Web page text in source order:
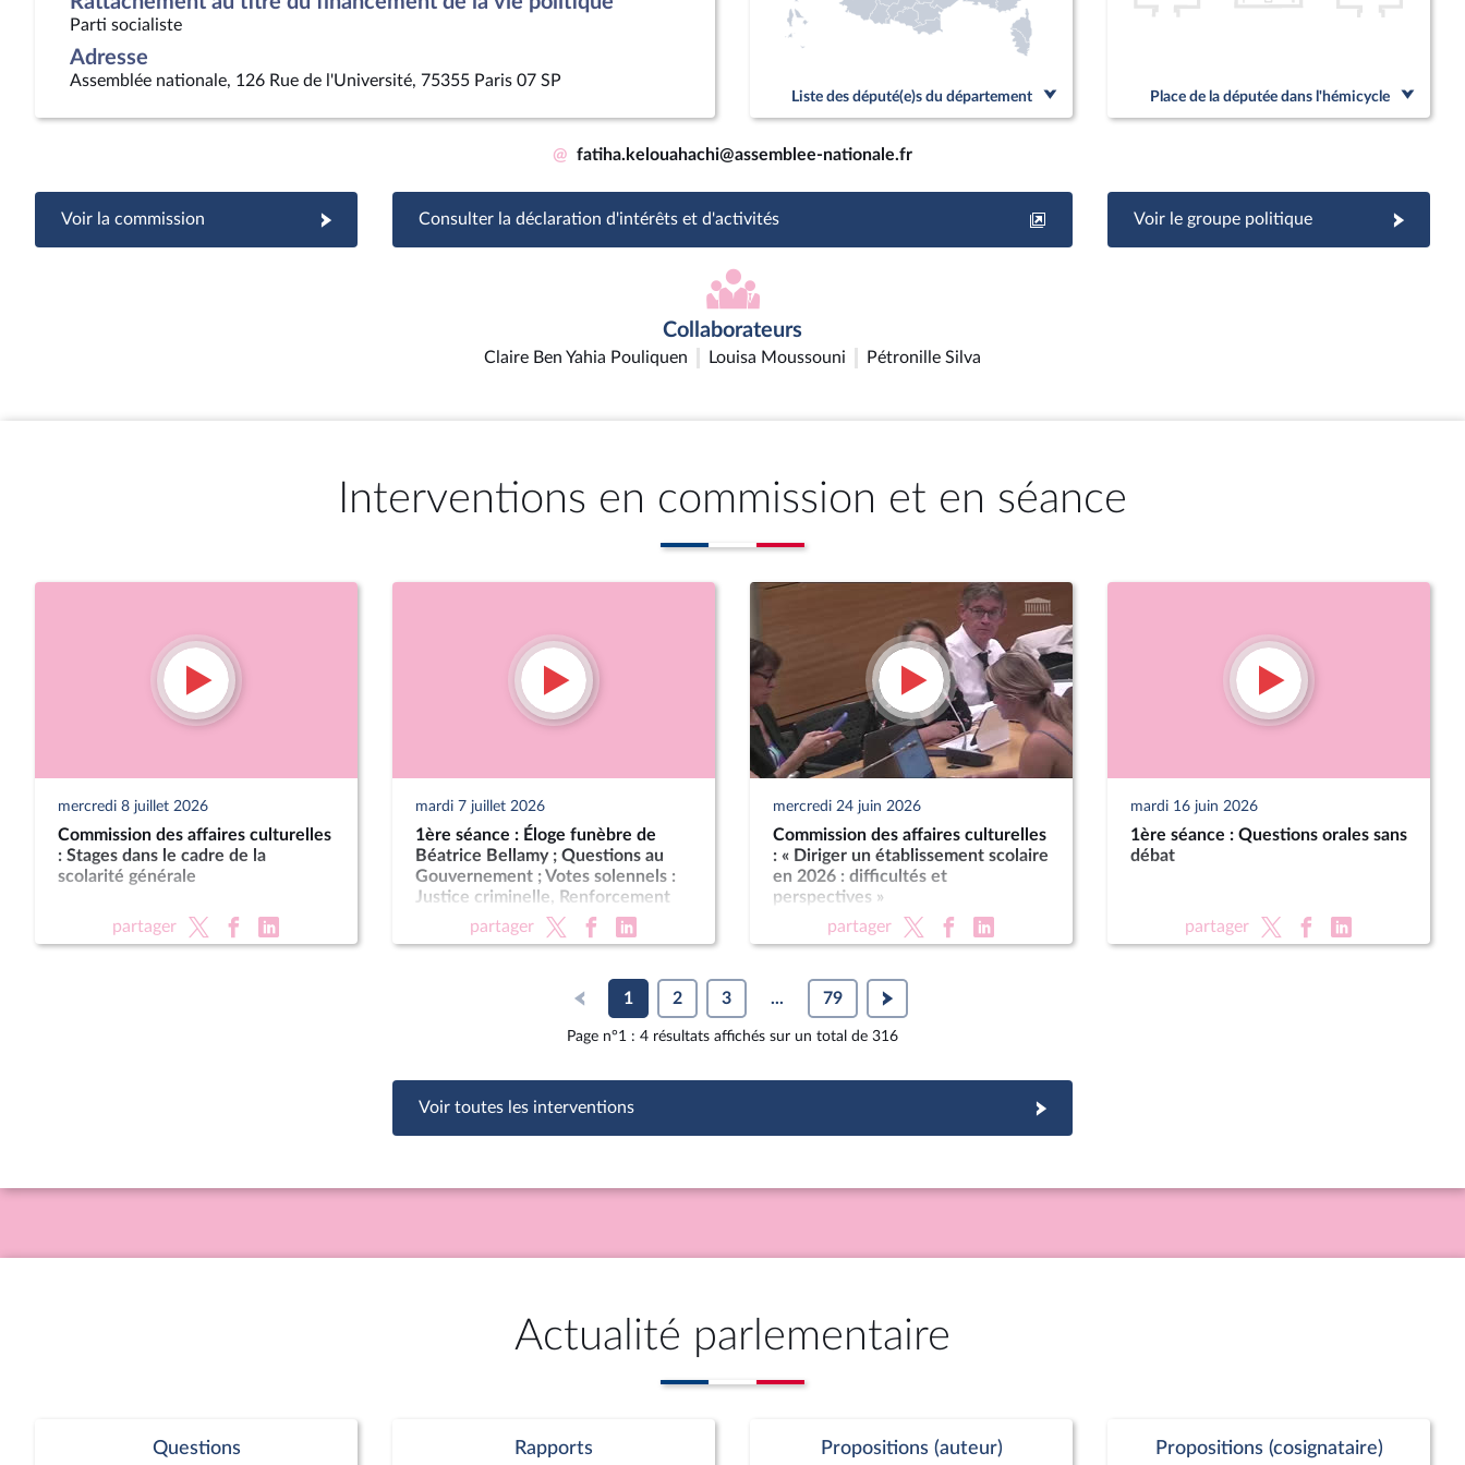
Parti socialiste
Adresse
Assemblée nationale, 126 Rue de l'Université, 75355 Paris 07 SP
Liste des député(e)s du département Place de la députée dans l'hémicycle
@ fatiha.kelouahachi@assemblee-nationale.fr
Voir la commission Consulter la déclaration d'intérêts et d'activités Voir le groupe politique
Collaborateurs
Claire Ben Yahia Pouliquen Louisa Moussouni Pétronille Silva
Interventions en commission et en séance
mercredi 8 juillet 2026
Commission des affaires culturelles
: Stages dans le cadre de la
scolarité générale
partager
mardi 7 juillet 2026
1ère séance : Éloge funèbre de
Béatrice Bellamy ; Questions au
Gouvernement ; Votes solennels :
Justice criminelle, Renforcement
des juridictions criminelles ;
Présomption de légitime défense
partager
mercredi 24 juin 2026
Commission des affaires culturelles
: « Diriger un établissement scolaire
en 2026 : difficultés et
perspectives »
partager
mardi 16 juin 2026
1ère séance : Questions orales sans
débat
partager
1 2 3 ... 79
Page n°1 : 4 résultats affichés sur un total de 316
Voir toutes les interventions
Actualité parlementaire
Questions Rapports Propositions (auteur) Propositions (cosignataire)